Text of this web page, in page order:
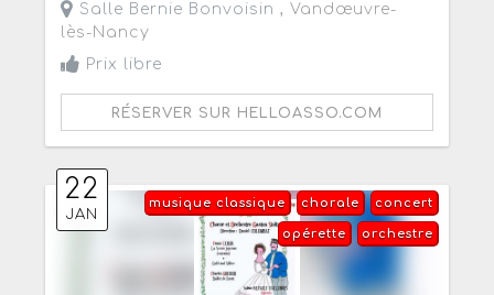
Salle Bernie Bonvoisin , Vandœuvre-
lès-Nancy
Prix libre
RÉSERVER SUR HELLOASSO.COM
22
JAN
concert
chorale
musique classique
orchestre
opérette